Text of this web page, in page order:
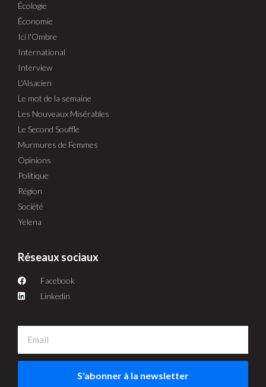
Écologie
Économie
Ici l'Ombre
International
Interview
L'Alsacien
Le mot de la semaine
Les Nouveaux Misérables
Le Second Souffle
Murmures de Femmes
Opinions
Politique
Région
Société
Yelena
Réseaux sociaux
Facebook
Linkedin
S'abonner à la newsletter